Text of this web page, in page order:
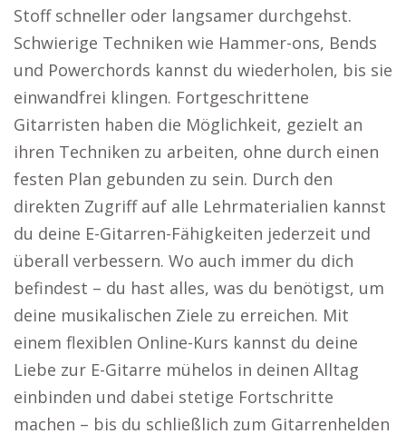
Stoff schneller oder langsamer durchgehst.
Schwierige Techniken wie Hammer-ons, Bends
und Powerchords kannst du wiederholen, bis sie
einwandfrei klingen. Fortgeschrittene
Gitarristen haben die Möglichkeit, gezielt an
ihren Techniken zu arbeiten, ohne durch einen
festen Plan gebunden zu sein. Durch den
direkten Zugriff auf alle Lehrmaterialien kannst
du deine E-Gitarren-Fähigkeiten jederzeit und
überall verbessern. Wo auch immer du dich
befindest – du hast alles, was du benötigst, um
deine musikalischen Ziele zu erreichen. Mit
einem flexiblen Online-Kurs kannst du deine
Liebe zur E-Gitarre mühelos in deinen Alltag
einbinden und dabei stetige Fortschritte
machen – bis du schließlich zum Gitarrenhelden